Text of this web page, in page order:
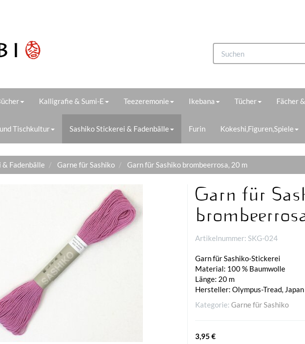
Kalligrafie & Sumi-E Teezeremonie Ikebana Tücher Fächer
Tischkultur Sashiko Stickerei & Fadenbälle Furin Kokeshi,Figuren,Spiele
Fadenbälle Garne für Sashiko Garn für Sashiko brombeerrosa, 20 m
Garn für
Artikelnummer: SKG-024
Garn für Sashiko-Stickerei
Material: 100 % Baumwolle
Länge: 20 m
Hersteller: Olympus-Tread, Japan
Kategorie: Garne für Sashiko
3,95 €